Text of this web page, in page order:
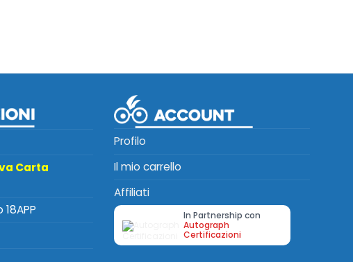
Carta
Profilo
Il mio carrello
Affiliati
In Partnership con
Autograph
Certificazioni